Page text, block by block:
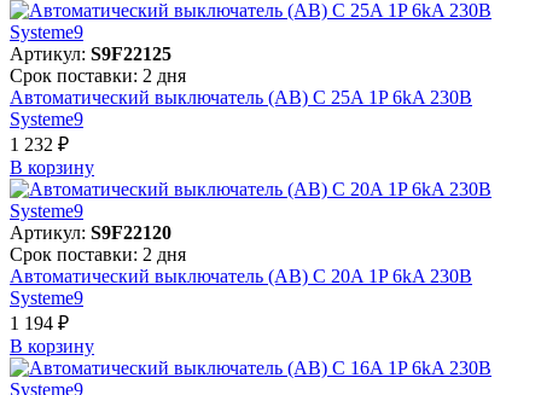
Артикул: S9F22125
Срок поставки: 2 дня
Автоматический выключатель (АВ) C 25A 1P 6kA 230В
Systeme9
1 232 ₽
В корзинy
Артикул: S9F22120
Срок поставки: 2 дня
Автоматический выключатель (АВ) C 20A 1P 6kA 230В
Systeme9
1 194 ₽
В корзинy